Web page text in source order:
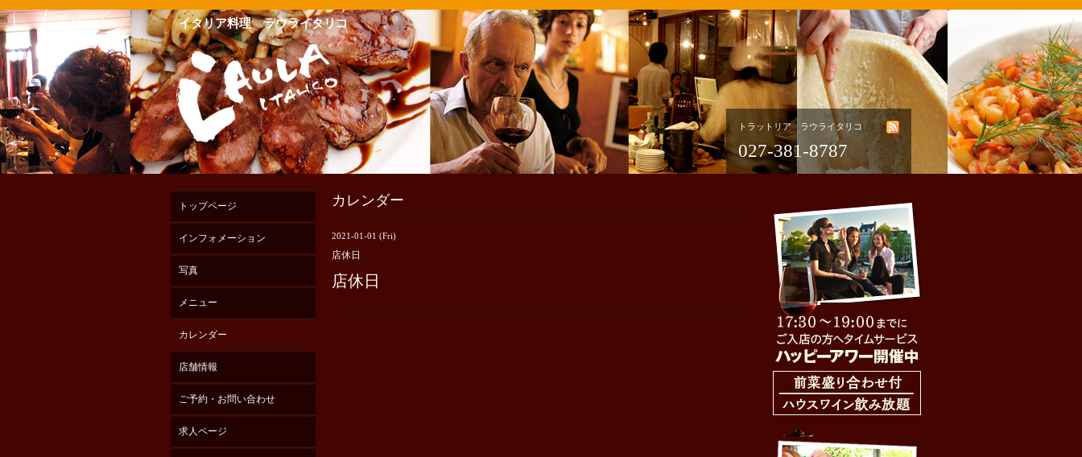
トラットリア ラウライタリコ
027-381-8787
イタリア料理 ラウライタリコ
カレンダー
2021-01-01 (Fri)
店休日
店休日
トップページ
インフォメーション
写真
メニュー
カレンダー
店舗情報
ご予約・お問い合わせ
求人ページ